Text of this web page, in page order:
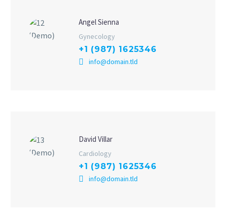
Angel Sienna
Gynecology
+1 (987) 1625346
info@domain.tld
David Villar
Cardiology
+1 (987) 1625346
info@domain.tld